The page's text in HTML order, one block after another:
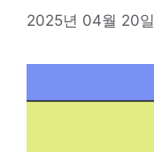
2025년 04월 20일